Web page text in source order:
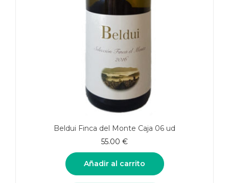
Beldui Finca del Monte Caja 06 ud
55.00 €
Añadir al carrito